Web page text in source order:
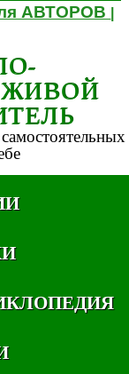
АВТОРОВ
ЖИВОЙ